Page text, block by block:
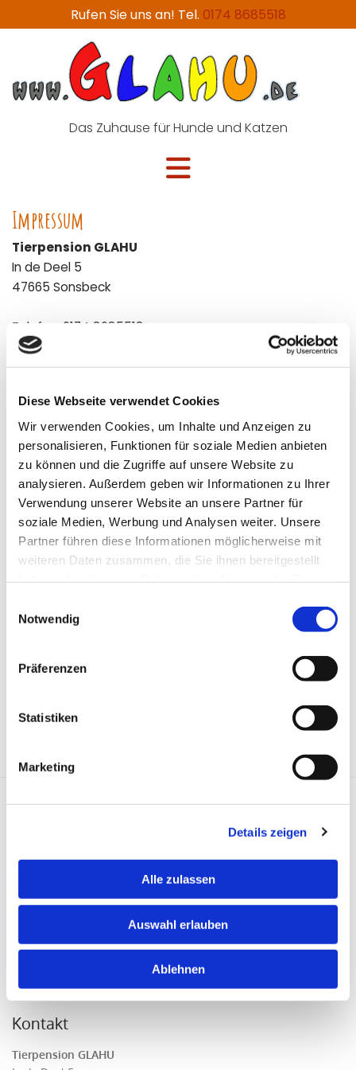
Diese Webseite verwendet Cookies
Wir verwenden Cookies, um Inhalte und Anzeigen zu
personalisieren, Funktionen für soziale Medien anbieten
zu können und die Zugriffe auf unsere Website zu
analysieren. Außerdem geben wir Informationen zu Ihrer
Verwendung unserer Website an unsere Partner für
soziale Medien, Werbung und Analysen weiter. Unsere
Partner führen diese Informationen möglicherweise mit
weiteren Daten zusammen, die Sie ihnen bereitgestellt
Notwendig
Präferenzen
Statistiken
Marketing
Details zeigen
Alle zulassen
Auswahl erlauben
Ablehnen
Rufen Sie uns an! Tel. 0174 8685518
Das Zuhause für Hunde und Katzen
Impressum
Tierpension GLAHU
In de Deel 5
47665 Sonsbeck
Telefon: 0174 8685518
Telefax:
Mobil:0174 8685518
Inhaberin:
Angela Bernhardt
Die Europäische Kommission stellt eine Plattform zur
Online-Streitbeilegung (OS-Plattform) bereit, die Sie
unterhttps://ec.europa.eu/consumers/odr/erreichen.
Wir sind weder bereit noch verpflichtet, an einem
Streitbeilegungsverfahren vor einer
Anfahrt
Bitte akzeptieren Sie Marketing-Cookies, um
diese Karte anzuzeigen.
Accept cookies
Kontakt
Tierpension GLAHU